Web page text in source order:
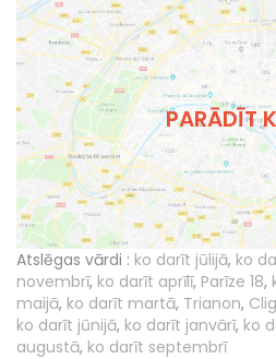
PARĀDĪT
Atslēgas vārdi : ko darīt jūlijā, ko
novembrī, ko darīt aprīlī, Parīze 18,
maijā, ko darīt martā, Trianon,
ko darīt jūnijā, ko darīt janvārī, ko
augustā, ko darīt septembrī